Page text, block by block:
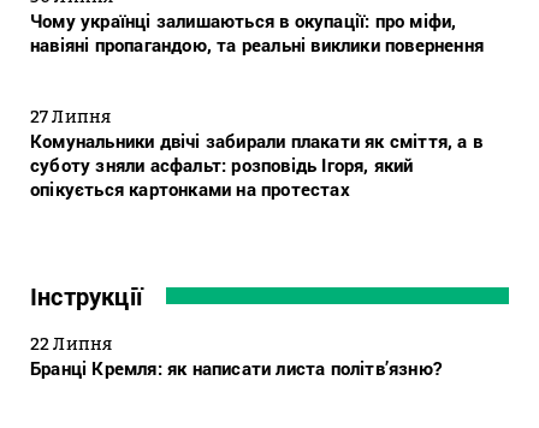
Чому українці залишаються в окупації: про міфи,
навіяні пропагандою, та реальні виклики повернення
27 Липня
Комунальники двічі забирали плакати як сміття, а в
суботу зняли асфальт: розповідь Ігоря, який
опікується картонками на протестах
Інструкції
22 Липня
Бранці Кремля: як написати листа політв’язню?